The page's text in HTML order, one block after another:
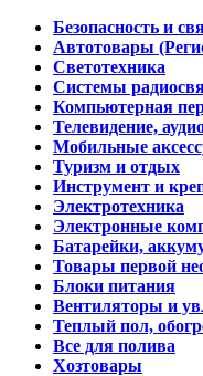
Безопасность и
Автотовары
Светотехника
Системы
Компьютерная
Телевидение,
Мобильные
Туризм и отдых
Инструмент и
Электротехника
Электронные
Батарейки,
Товары первой
Блоки питания
Вентиляторы и
Теплый пол,
Все для полива
Хозтовары